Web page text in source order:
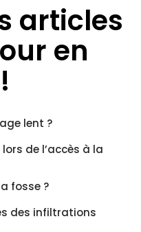
articles
en
lent ?
de l’accès à la
fosse ?
des infiltrations